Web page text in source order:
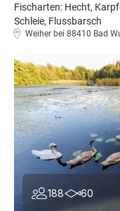
Fischarten: Hecht,
Schleie, Flussbarsch
Weiher bei 88410 Bad
188 60